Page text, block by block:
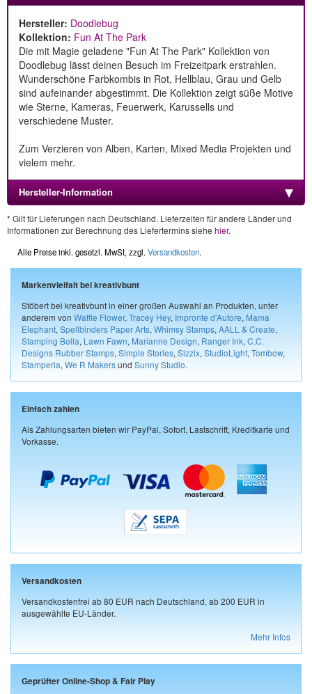
Hersteller: Doodlebug
Kollektion: Fun At The Park
Die mit Magie geladene "Fun At The Park" Kollektion von
Doodlebug lässt deinen Besuch im Freizeitpark erstrahlen.
Wunderschöne Farbkombis in Rot, Hellblau, Grau und Gelb
sind aufeinander abgestimmt. Die Kollektion zeigt süße Motive
wie Sterne, Kameras, Feuerwerk, Karussells und
verschiedene Muster.
Zum Verzieren von Alben, Karten, Mixed Media Projekten und
vielem mehr.
Hersteller-Information
* Gilt für Lieferungen nach Deutschland. Lieferzeiten für andere Länder und
Informationen zur Berechnung des Liefertermins siehe hier.
Alle Preise inkl. gesetzl. MwSt, zzgl. Versandkosten.
Markenvielfalt bei kreativbunt
Stöbert bei kreativbunt in einer großen Auswahl an Produkten, unter
anderem von Waffle Flower, Tracey Hey, Impronte d'Autore, Mama
Elephant, Spellbinders Paper Arts, Whimsy Stamps, AALL & Create,
Stamping Bella, Lawn Fawn, Marianne Design, Ranger Ink, C.C.
Designs Rubber Stamps, Simple Stories, Sizzix, StudioLight, Tombow,
Stamperia, We R Makersund Sunny Studio.
Einfach zahlen
Als Zahlungsarten bieten wir PayPal, Sofort, Lastschrift, Kreditkarte und
Vorkasse.
Versandkosten
Versandkostenfrei ab 80 EUR nach Deutschland, ab 200 EUR in
ausgewählte EU-Länder.
Mehr Infos
Geprüfter Online-Shop & Fair Play